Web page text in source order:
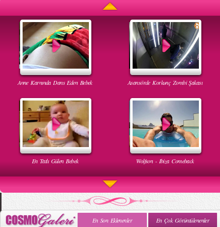
Anne Karnında Dans Eden Bebek Asansörde Korkunç Zombi Şakası
En Tatlı Gülen Bebek Wolfson - Ibiza Comeback
En Son Eklenenler En Çok Görüntülenenler